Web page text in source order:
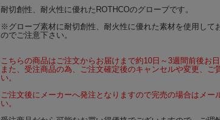
耐切創性、耐火性に優れたROTHCOのグローブです。
※グローブ素材に耐切創性、耐火性に優れた素材を使用して
のでご注意下さい。
こちらの商品はご注文からお届けまで約10日～3週間前後お
また、受注商品の為、ご注文確定後のキャンセルや変更、
い。
ご注文後にメーカーへ発注となりますので完売の場合はメ
い。